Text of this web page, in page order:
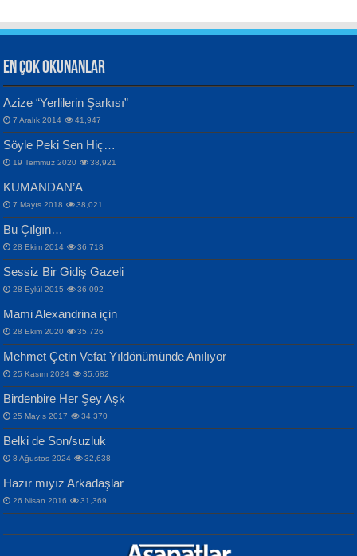
VAHDETTİN YİĞİTCAN
Samimiyet Nedir?...
İPEK ACAR SERT
Gazze’nin Şecaati, Ümmetin İmtihanı...
MAHMUT GÜRBÜZ
İbrahim Olmak ve Bitirebilmek...
Bülent Sağlam
Mescid-i Aksâ Üstüne Ay!...
Selahattin Yıldız
İdrakimle Üşürken...
Songül Özel
Mahzen...
CAHİT SITKI TARANCI
Otuz Beş Yaş Şiiri...
ERDEM BAYAZIT
Sana, Bana, Vatanıma, Ülkemin
İnsanlarına Dair...
NAZIM HİKMET RAN
Bir Cezaevinde, Tecritteki Adamın
Mektupları...
EN ÇOK OKUNANLAR
Azize “Yerlilerin Şarkısı”
7 Aralık 2014 41,947
Söyle Peki Sen Hiç…
19 Temmuz 2020 38,921
KUMANDAN’A
7 Mayıs 2018 38,021
Bu Çılgın…
28 Ekim 2014 36,718
Sessiz Bir Gidiş Gazeli
28 Eylül 2015 36,092
Mami Alexandrina için
28 Ekim 2020 35,726
Mehmet Çetin Vefat Yıldönümünde Anılıyor
25 Kasım 2024 35,682
Birdenbire Her Şey Aşk
25 Mayıs 2017 34,370
Belki de Son/suzluk
8 Ağustos 2024 32,638
Hazır mıyız Arkadaşlar
26 Nisan 2016 31,369